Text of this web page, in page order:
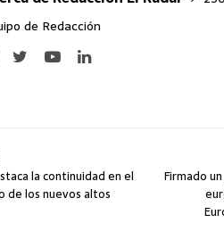
de Redacción
la continuidad en el
de los nuevos altos
Firmado